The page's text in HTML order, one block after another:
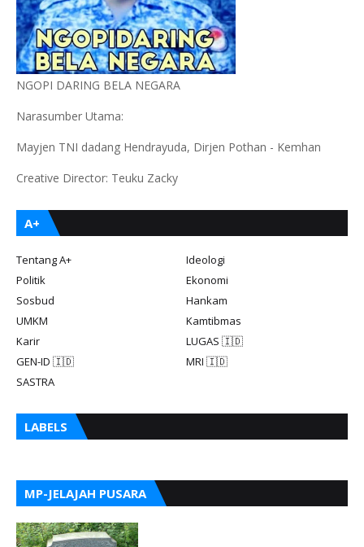
NGOPI DARING BELA NEGARA
Narasumber Utama:
Mayjen TNI dadang Hendrayuda, Dirjen Pothan - Kemhan
Creative Director: Teuku Zacky
A+
Tentang A+
Ideologi
Politik
Ekonomi
Sosbud
Hankam
UMKM
Kamtibmas
Karir
LUGAS 🇮🇩
GEN-ID 🇮🇩
MRI 🇮🇩
SASTRA
LABELS
MP-JELAJAH PUSARA